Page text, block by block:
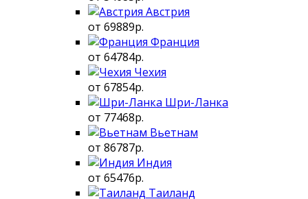
Австрия
от 69889р.
Франция
от 64784р.
Чехия
от 67854р.
Шри-Ланка
от 77468р.
Вьетнам
от 86787р.
Индия
от 65476р.
Таиланд